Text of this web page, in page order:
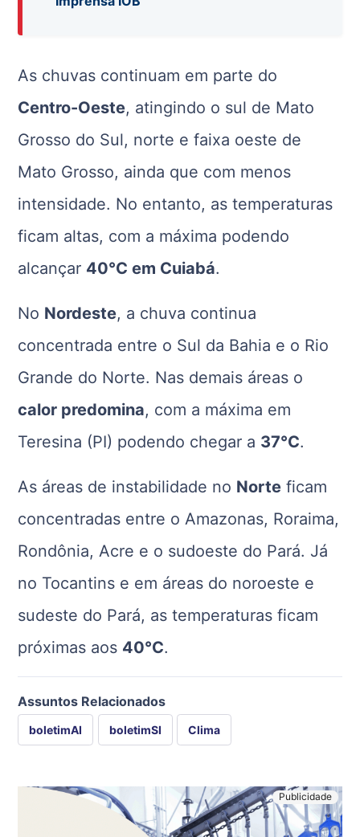
As chuvas continuam em parte do
Centro-Oeste, atingindo o sul de Mato
Grosso do Sul, norte e faixa oeste de
Mato Grosso, ainda que com menos
intensidade. No entanto, as temperaturas
ficam altas, com a máxima podendo
alcançar 40°C em Cuiabá.
No Nordeste, a chuva continua
concentrada entre o Sul da Bahia e o Rio
Grande do Norte. Nas demais áreas o
calor predomina, com a máxima em
Teresina (PI) podendo chegar a 37°C.
As áreas de instabilidade no Norte ficam
concentradas entre o Amazonas, Roraima,
Rondônia, Acre e o sudoeste do Pará. Já
no Tocantins e em áreas do noroeste e
sudeste do Pará, as temperaturas ficam
próximas aos 40°C.
Assuntos Relacionados
boletimAI boletimSI Clima